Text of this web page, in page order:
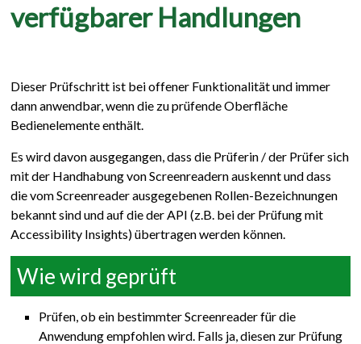
verfügbarer Handlungen
Dieser Prüfschritt ist bei offener Funktionalität und immer
dann anwendbar, wenn die zu prüfende Oberfläche
Bedienelemente enthält.
Es wird davon ausgegangen, dass die Prüferin / der Prüfer sich
mit der Handhabung von Screenreadern auskennt und dass
die vom Screenreader ausgegebenen Rollen-Bezeichnungen
bekannt sind und auf die der API (z.B. bei der Prüfung mit
Accessibility Insights) übertragen werden können.
Wie wird geprüft
Prüfen, ob ein bestimmter Screenreader für die
Anwendung empfohlen wird. Falls ja, diesen zur Prüfung